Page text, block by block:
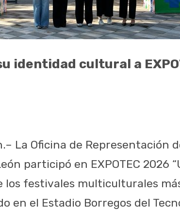
identidad cultural a
La Oficina de Representación
participó en EXPOTEC 2026
los festivales multiculturales
en el Estadio Borregos del